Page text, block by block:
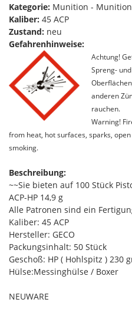
Kategorie: Munition -
Kaliber: 45 ACP
Zustand: neu
Gefahrenhinweise:
Achtung!
Spreng-
anderen
rauchen.
Warning!
from heat, hot surfaces, sparks,
smoking.
Beschreibung:
~~Sie bieten auf 100 Stück
ACP-HP 14,9 g
Alle Patronen sind ein
Kaliber: 45 ACP
Hersteller: GECO
Packungsinhalt: 50 Stück
Geschoß: HP ( Hohlspitz ) 230
Hülse:Messinghülse / Boxer
NEUWARE